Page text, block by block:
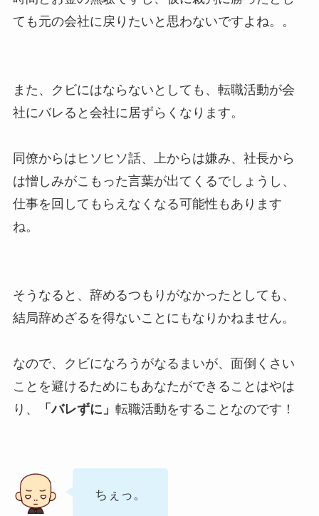
ても元の会社に戻りたいと思わないですよね。。
また、クビにはならないとしても、転職活動が会
社にバレると会社に居ずらくなります。
同僚からはヒソヒソ話、上からは嫌み、社長から
は憎しみがこもった言葉が出てくるでしょうし、
仕事を回してもらえなくなる可能性もあります
ね。
そうなると、辞めるつもりがなかったとしても、
結局辞めざるを得ないことにもなりかねません。
なので、クビになろうがなるまいが、面倒くさい
ことを避けるためにもあなたができることはやは
り、
「バレずに」 転職活動をすることなのです！
ちぇっ。